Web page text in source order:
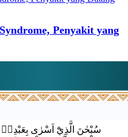
Penyakit yang
سُبْحٰنَ الَّذِيْٓ اَسْرٰى بِعَبْدِهٖ